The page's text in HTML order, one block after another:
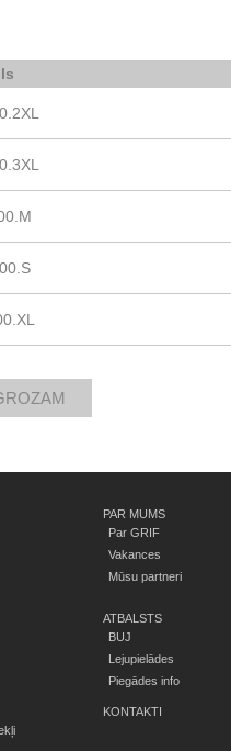
PAR MUMS
Par GRIF
Vakances
Mūsu partneri
ATBALSTS
BUJ
Lejupielādes
Piegādes info
KONTAKTI